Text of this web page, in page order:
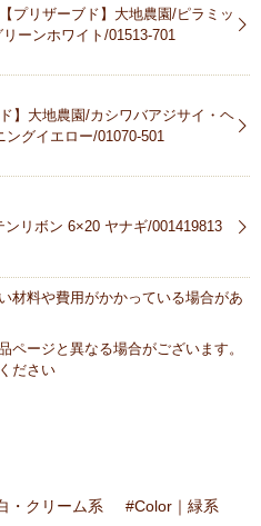
リザーブド】大地農園/ピラミッ
ーンホワイト/01513-701
】大地農園/カシワバアジサイ・ヘ
グイエロー/01070-501
ンリボン 6×20 ヤナギ/001419813
材料や費用がかかっている場合があ
ージと異なる場合がございます。
ださい
・クリーム系 Color｜緑系